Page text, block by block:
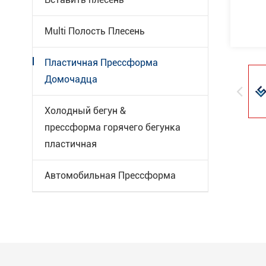
Multi Полость Плесень
Пластичная Прессформа
Домочадца
Холодный бегун &
прессформа горячего бегунка
пластичная
Автомобильная Прессформа